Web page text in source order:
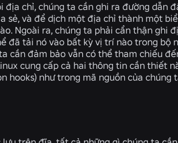
địa chỉ, chúng ta cần ghi ra đường dẫn
sẻ, và để dịch một địa chỉ thành một
Ngoài ra, chúng ta phải cẩn thận ghi
đã tải nó vào bất kỳ vị trí nào trong bộ
cần đảm bảo vẫn có thể tham chiếu
cung cấp cả hai thông tin cần thiết
hooks) như trong mã nguồn của chúng